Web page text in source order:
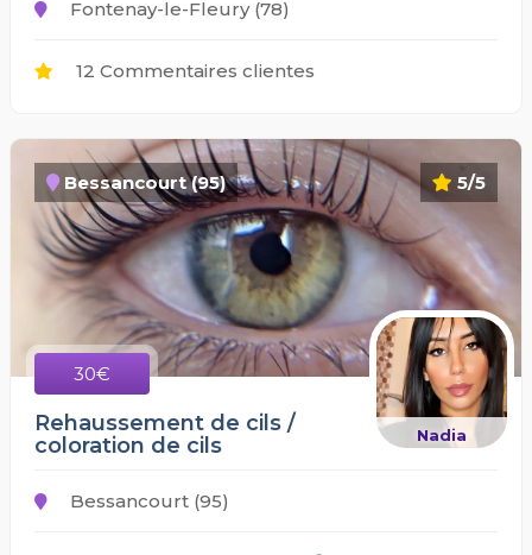
Fontenay-le-Fleury (78)
12 Commentaires clientes
5/5
Bessancourt (95)
30€
Nadia
Rehaussement de cils /
coloration de cils
Bessancourt (95)